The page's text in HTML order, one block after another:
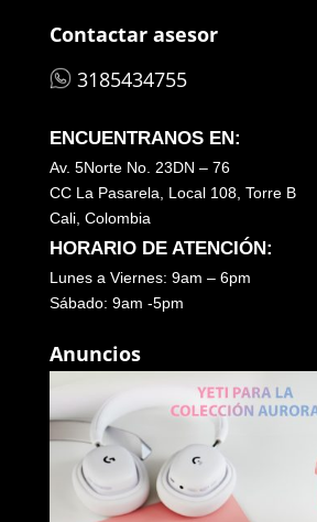
Contactar asesor
3185434755
ENCUENTRANOS EN:
Av. 5Norte No. 23DN – 76
CC La Pasarela, Local 108, Torre B
Cali, Colombia
HORARIO DE ATENCIÓN:
Lunes a Viernes: 9am – 6pm
Sábado: 9am -5pm
Anuncios